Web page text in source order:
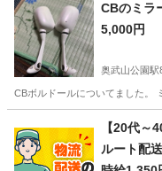
CBのミラ
5,000円
奥武山公園駅
CBボルドールについてました。
奥武山公
【20代～
ルート配